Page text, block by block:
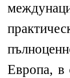
Европа, в